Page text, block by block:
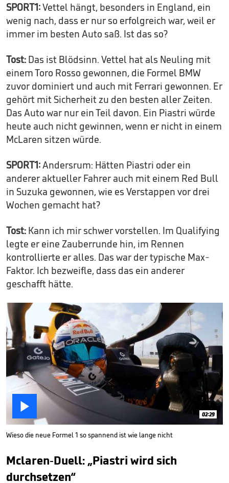
SPORT1:Vettel hängt, besonders in England, ein
wenig nach, dass er nur so erfolgreich war, weil er
immer im besten Auto saß. Ist das so?
Tost: Das ist Blödsinn. Vettel hat als Neuling mit
einem Toro Rosso gewonnen, die Formel BMW
zuvor dominiert und auch mit Ferrari gewonnen. Er
gehört mit Sicherheit zu den besten aller Zeiten.
Das Auto war nur ein Teil davon. Ein Piastri würde
heute auch nicht gewinnen, wenn er nicht in einem
McLaren sitzen würde.
SPORT1:Andersrum: Hätten Piastri oder ein
anderer aktueller Fahrer auch mit einem Red Bull
in Suzuka gewonnen, wie es Verstappen vor drei
Wochen gemacht hat?
Tost: Kann ich mir schwer vorstellen. Im Qualifying
legte er eine Zauberrunde hin, im Rennen
kontrollierte er alles. Das war der typische Max-
Faktor. Ich bezweifle, dass das ein anderer
geschafft hätte.
 02:29
Wieso die neue Formel 1 so spannend ist wie lange nicht
Mclaren-Duell: „Piastri wird sich
durchsetzen“